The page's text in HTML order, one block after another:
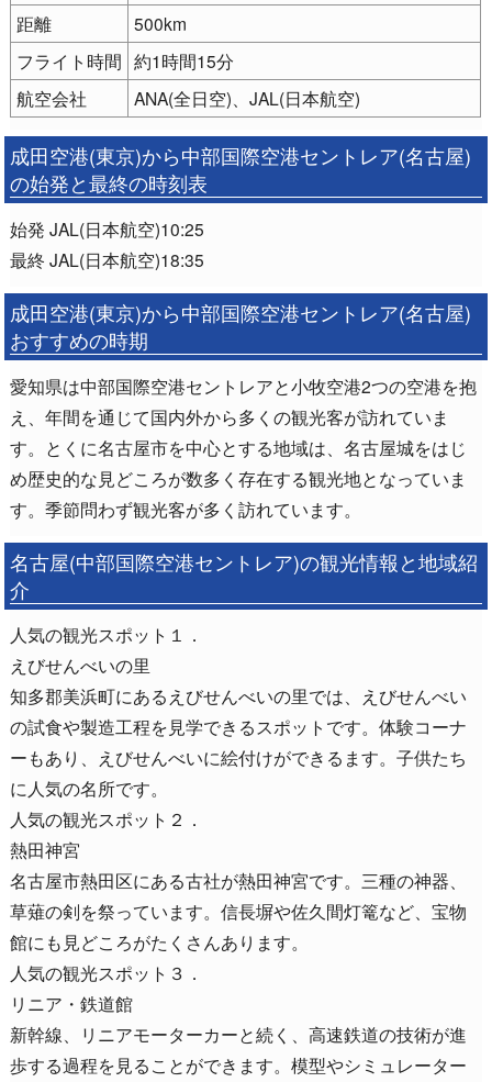
距離
500km
フライト時間 約1時間15分
航空会社
ANA(全日空)、JAL(日本航空)
成田空港(東京)から中部国際空港セントレア(名古屋)
の始発と最終の時刻表
始発 JAL(日本航空)10:25
最終 JAL(日本航空)18:35
成田空港(東京)から中部国際空港セントレア(名古屋)
おすすめの時期
愛知県は中部国際空港セントレアと小牧空港2つの空港を抱
え、年間を通じて国内外から多くの観光客が訪れていま
す。とくに名古屋市を中心とする地域は、名古屋城をはじ
め歴史的な見どころが数多く存在する観光地となっていま
す。季節問わず観光客が多く訪れています。
名古屋(中部国際空港セントレア)の観光情報と地域紹
介
人気の観光スポット１．
えびせんべいの里
知多郡美浜町にあるえびせんべいの里では、えびせんべい
の試食や製造工程を見学できるスポットです。体験コーナ
ーもあり、えびせんべいに絵付けができるます。子供たち
に人気の名所です。
人気の観光スポット２．
熱田神宮
名古屋市熱田区にある古社が熱田神宮です。三種の神器、
草薙の剣を祭っています。信長塀や佐久間灯篭など、宝物
館にも見どころがたくさんあります。
人気の観光スポット３．
リニア・鉄道館
新幹線、リニアモーターカーと続く、高速鉄道の技術が進
歩する過程を見ることができます。模型やシミュレーター